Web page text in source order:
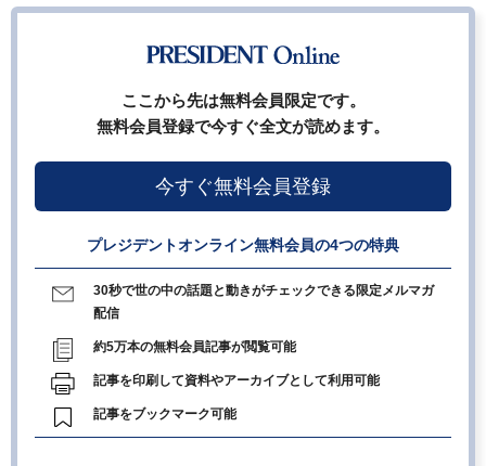
ここから先は無料会員限定です。
無料会員登録で今すぐ全文が読めます。
今すぐ無料会員登録
プレジデントオンライン無料会員の4つの特典
30秒で世の中の話題と動きがチェックできる限定メルマガ
配信
約5万本の無料会員記事が閲覧可能
記事を印刷して資料やアーカイブとして利用可能
記事をブックマーク可能